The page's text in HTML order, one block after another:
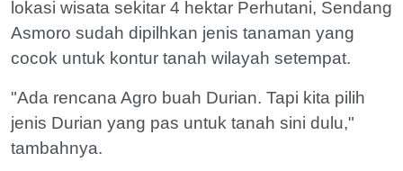
lokasi wisata sekitar 4 hektar‎ Perhutani, Sendang
Asmoro sudah dipilhkan jenis tanaman yang
cocok untuk kontur tanah wilayah setempat.
"Ada rencana Agro buah Durian. Tapi kita pilih
‎jenis Durian yang pas untuk tanah sini dulu,"
tambahnya.